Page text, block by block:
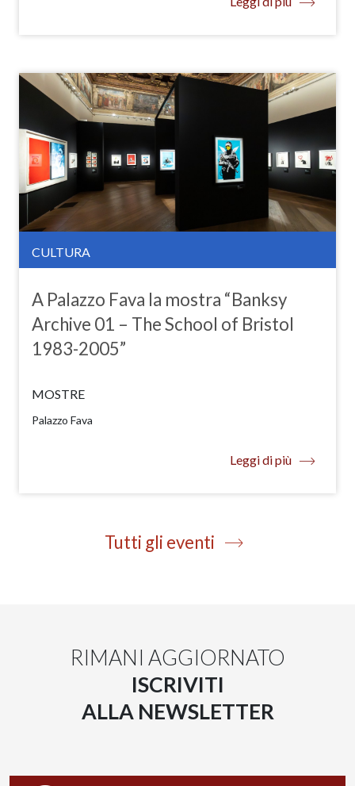
CULTURA
A Palazzo Fava la mostra “Banksy
Archive 01 – The School of Bristol
1983-2005”
MOSTRE
Palazzo Fava
Leggi di più
Tutti gli eventi
RIMANI AGGIORNATO
ISCRIVITI
ALLA NEWSLETTER